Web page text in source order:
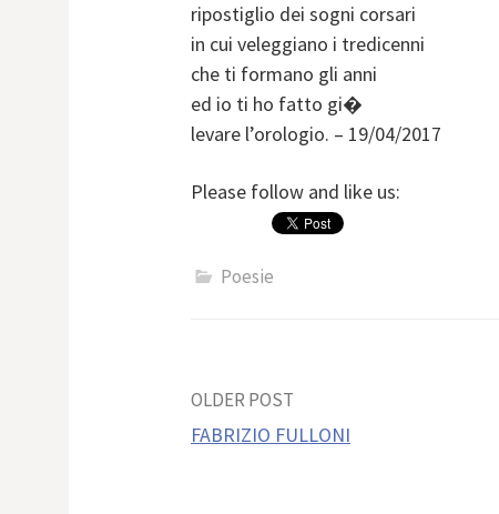
ripostiglio dei sogni corsari
in cui veleggiano i tredicenni
che ti formano gli anni
ed io ti ho fatto gi�
levare l’orologio. – 19/04/2017
Please follow and like us:
Poesie
Post
OLDER POST
FABRIZIO FULLONI